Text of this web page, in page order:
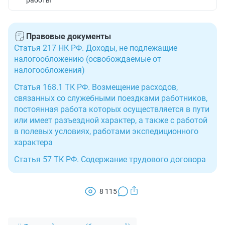
Правовые документы
Статья 217 НК РФ. Доходы, не подлежащие
налогообложению (освобождаемые от
налогообложения)
Статья 168.1 ТК РФ. Возмещение расходов,
связанных со служебными поездками работников,
постоянная работа которых осуществляется в пути
или имеет разъездной характер, а также с работой
в полевых условиях, работами экспедиционного
характера
Статья 57 ТК РФ. Содержание трудового договора
8 115